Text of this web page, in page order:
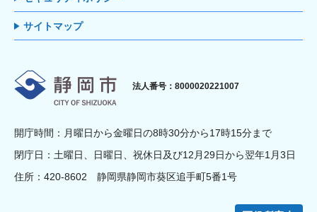
サイトマップ
静岡市
法人番号：8000020221007
開庁時間：月曜日から金曜日の8時30分から17時15分まで
閉庁日：土曜日、日曜日、祝休日及び12月29日から翌年1月3日
住所：420-8602 静岡県静岡市葵区追手町5番1号